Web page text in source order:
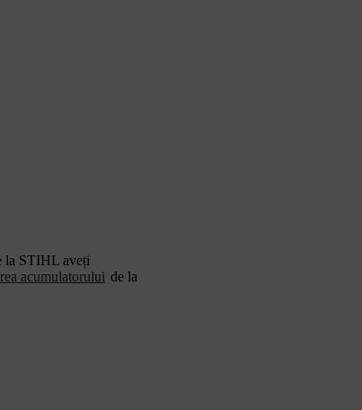
la STIHL aveți
acumulatorului de la